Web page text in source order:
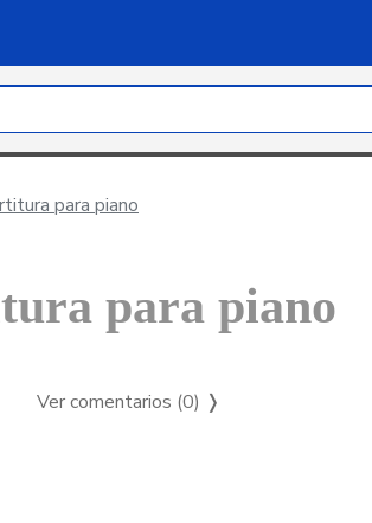
para piano
para piano
Ver comentarios (0) ❭